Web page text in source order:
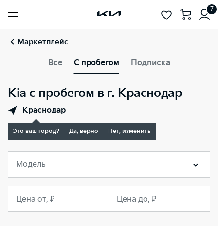
7
Маркетплейс
Все С пробегом Подписка
Kia с пробегом в г. Краснодар
Краснодар
Это ваш город? Да, верно Нет, изменить
Модель
Цена от, ₽ Цена до, ₽